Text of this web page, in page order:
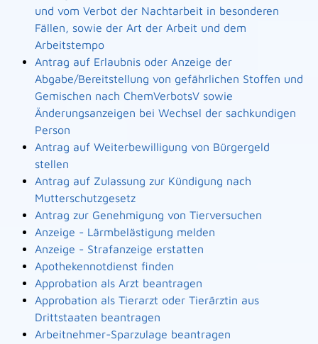
und vom Verbot der Nachtarbeit in besonderen
Fällen, sowie der Art der Arbeit und dem
Arbeitstempo
Antrag auf Erlaubnis oder Anzeige der
Abgabe/Bereitstellung von gefährlichen Stoffen und
Gemischen nach ChemVerbotsV sowie
Änderungsanzeigen bei Wechsel der sachkundigen
Person
Antrag auf Weiterbewilligung von Bürgergeld
stellen
Antrag auf Zulassung zur Kündigung nach
Mutterschutzgesetz
Antrag zur Genehmigung von Tierversuchen
Anzeige - Lärmbelästigung melden
Anzeige - Strafanzeige erstatten
Apothekennotdienst finden
Approbation als Arzt beantragen
Approbation als Tierarzt oder Tierärztin aus
Drittstaaten beantragen
Arbeitnehmer-Sparzulage beantragen